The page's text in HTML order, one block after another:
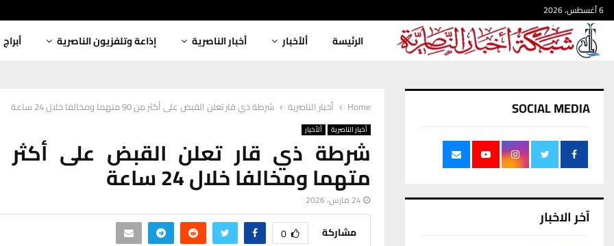
6 أغسطس، 2026
الرئيسة ألأخبار أخبار الناصرية إذاعة وتلفزيون الناصرية أبراج
Home أخبار الناصرية شرطة ذي قار تعلن القبض على أكثر من 90 متهما ومخالفا خلال 24 ساعة
أخبار الناصرية ألأخبار
متهما ومخالفا خلال 24 ساعة
24 مارس، 2026
مشاركة 0
SOCIAL MEDIA
آخر الاخبار